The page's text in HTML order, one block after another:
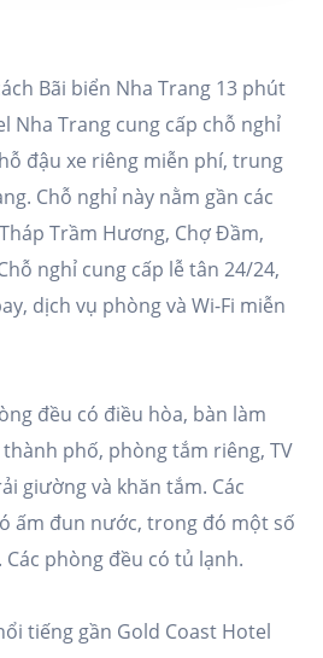
Bãi biển Nha Trang 13 phút
Nha Trang cung cấp chỗ nghỉ
đậu xe riêng miễn phí, trung
Chỗ nghỉ này nằm gần các
Trầm Hương, Chợ Đầm,
nghỉ cung cấp lễ tân 24/24,
dịch vụ phòng và Wi-Fi miễn
đều có điều hòa, bàn làm
phố, phòng tắm riêng, TV
giường và khăn tắm. Các
ấm đun nước, trong đó một số
phòng đều có tủ lạnh.
tiếng gần Gold Coast Hotel